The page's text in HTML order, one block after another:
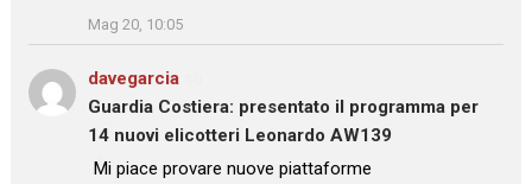
Mag 20, 10:05
davegarcia
Guardia Costiera: presentato il programma per
14 nuovi elicotteri Leonardo AW139
: “
Mi piace provare nuove piattaforme